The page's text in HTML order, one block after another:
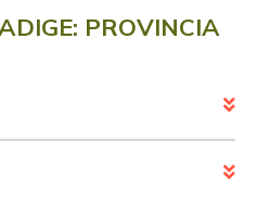
PROVINCIA